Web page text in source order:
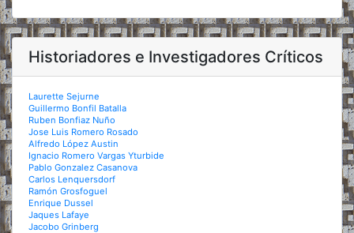
Historiadores e Investigadores Críticos
Laurette Sejurne
Guillermo Bonfil Batalla
Ruben Bonfiaz Nuño
Jose Luis Romero Rosado
Alfredo López Austin
Ignacio Romero Vargas Yturbide
Pablo Gonzalez Casanova
Carlos Lenquersdorf
Ramón Grosfoguel
Enrique Dussel
Jaques Lafaye
Jacobo Grinberg